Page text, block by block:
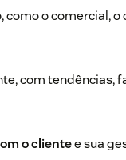
o comercial,
com tendências,
o clientee sua